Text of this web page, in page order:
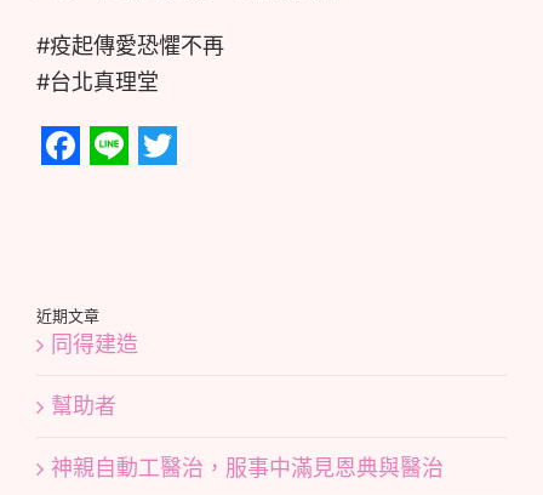
#疫起傳愛恐懼不再
#台北真理堂
近期文章
同得建造
幫助者
神親自動工醫治，服事中滿見恩典與醫治